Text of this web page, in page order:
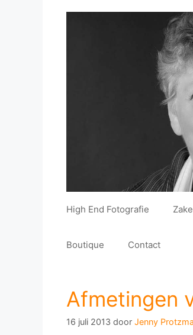
High End Fotografie
Boutique Contact
Afmetingen
16 juli 2013 door Jenny